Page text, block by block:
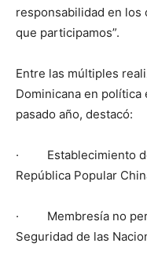
responsabilidad en los
que participamos”.
Entre las múltiples
Dominicana en
pasado año, destacó:
· Establecimiento de
República Popular
· Membresía no
Seguridad de las